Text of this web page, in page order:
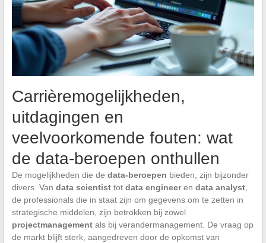
Carrièremogelijkheden,
uitdagingen en
veelvoorkomende fouten: wat
de data-beroepen onthullen
De mogelijkheden die de data-beroepen bieden, zijn bijzonder
divers. Van data scientisttot data engineeren data analyst,
de professionals die in staat zijn om gegevens om te zetten in
strategische middelen, zijn betrokken bij zowel
projectmanagementals bij verandermanagement. De vraag op
de markt blijft sterk, aangedreven door de opkomst van